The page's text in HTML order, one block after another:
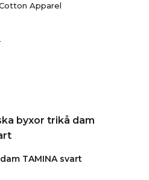
Apparel
TAMINA svart